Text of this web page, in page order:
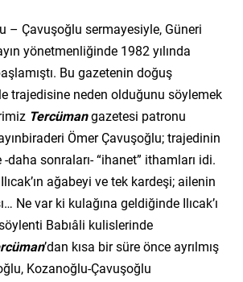
– Çavuşoğlu sermayesiyle, Güneri
yönetmenliğinde 1982 yılında
Bu gazetenin doğuş
trajedisine neden olduğunu söylemek
Tercümangazetesi patronu
Ömer Çavuşoğlu; trajedinin
daha sonraları- “ihanet” ithamları idi.
ağabeyi ve tek kardeşi; ailenin
Ne var ki kulağına geldiğinde Ilıcak’ı
Babıâli kulislerinde
’dan kısa bir süre önce ayrılmış
Kozanoğlu-Çavuşoğlu